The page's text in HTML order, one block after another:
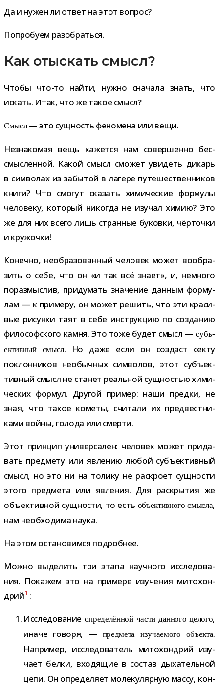
Да и нужен ли ответ на этот вопрос?
Попробуем разо­браться.
Как отыскать смысл?
Чтобы что-​то найти, нужно сна­чала знать, что
искать. Итак, что же такое смысл?
Смысл— это сущ­ность фено­мена или вещи.
Незнакомая вещь кажется нам совер­шенно бес­
смыс­лен­ной. Какой смысл смо­жет уви­деть дикарь
в сим­во­лах из забы­той в лагере путе­ше­ствен­ни­ков
книги? Что смо­гут ска­зать хими­че­ские фор­мулы
чело­веку, кото­рый нико­гда не изу­чал химию? Это
же для них всего лишь стран­ные буковки, чёр­точки
и кружочки!
Конечно, необ­ра­зо­ван­ный чело­век может вооб­ра­
зить о себе, что он «и так всё знает», и, немного
пораз­мыс­лив, при­ду­мать зна­че­ние дан­ным фор­му­
лам — к при­меру, он может решить, что эти кра­си­
вые рисунки таят в себе инструк­цию по созда­нию
фило­соф­ского камня. Это тоже будет смысл —субъ­
ек­тив­ный смысл. Но даже если он создаст секту
поклон­ни­ков необыч­ных сим­во­лов, этот субъ­ек­
тив­ный смысл не ста­нет реаль­ной сущ­но­стью хими­
че­ских фор­мул. Другой при­мер: наши предки, не
зная, что такое кометы, счи­тали их пред­вест­ни­
ками войны, голода или смерти.
Этот прин­цип уни­вер­са­лен: чело­век может при­да­
вать пред­мету или явле­нию любой субъ­ек­тив­ный
смысл, но это ни на толику не рас­кроет сущ­но­сти
этого пред­мета или явле­ния. Для рас­кры­тия же
объ­ек­тив­ной сущ­но­сти, то есть объ­ек­тив­ного смысла,
нам необ­хо­дима наука.
На этом оста­но­вимся подробнее.
Можно выде­лить три этапа науч­ного иссле­до­ва­
ния. Покажем это на при­мере изу­че­ния мито­хон­
дрий1:
Исследование опре­де­лён­ной части дан­ного целого,
иначе говоря, —
пред­мета изу­ча­е­мого объ­екта.
Например, иссле­до­ва­тель мито­хон­дрий изу­
чает белки, вхо­дя­щие в состав дыха­тель­ной
цепи. Он опре­де­ляет моле­ку­ляр­ную массу, кон­